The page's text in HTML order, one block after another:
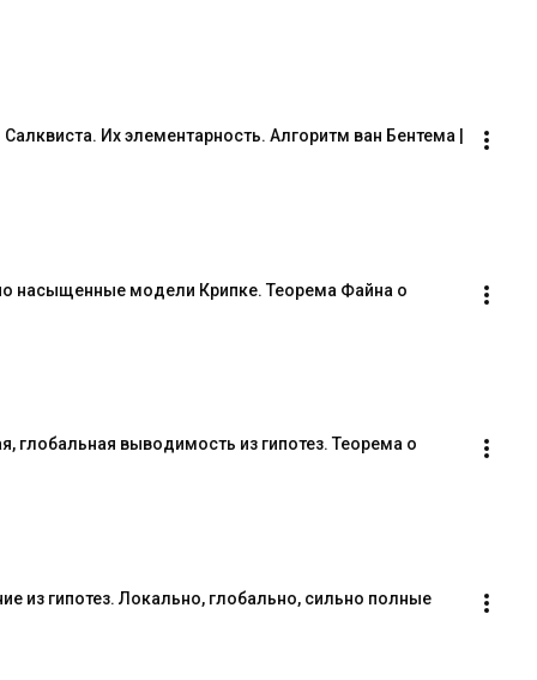
Их элементарность. Алгоритм ван Бентема |
насыщенные модели Крипке. Теорема Файна о
глобальная выводимость из гипотез. Теорема о
из гипотез. Локально, глобально, сильно полные